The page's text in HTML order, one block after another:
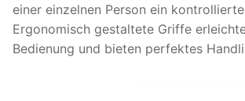
einer einzelnen Person ein
Ergonomisch gestaltete Griffe
Bedienung und bieten perfektes